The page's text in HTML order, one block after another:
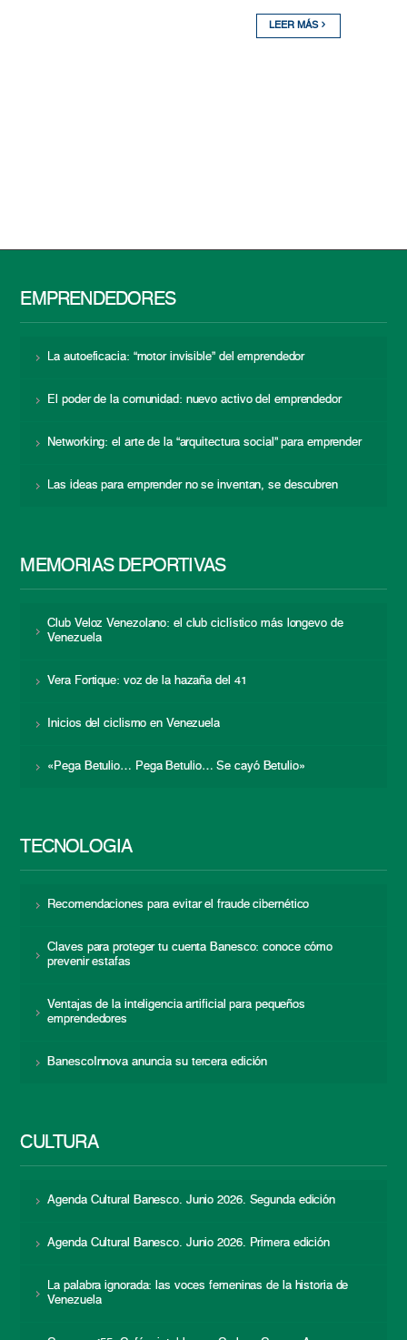
LEER MÁS
EMPRENDEDORES
La autoeficacia: “motor invisible” del emprendedor
El poder de la comunidad: nuevo activo del emprendedor
Networking: el arte de la “arquitectura social” para emprender
Las ideas para emprender no se inventan, se descubren
MEMORIAS DEPORTIVAS
Club Veloz Venezolano: el club ciclístico más longevo de
Venezuela
Vera Fortique: voz de la hazaña del 41
Inicios del ciclismo en Venezuela
«Pega Betulio… Pega Betulio… Se cayó Betulio»
TECNOLOGÍA
Recomendaciones para evitar el fraude cibernético
Claves para proteger tu cuenta Banesco: conoce cómo
prevenir estafas
Ventajas de la inteligencia artificial para pequeños
emprendedores
BanescoInnova anuncia su tercera edición
CULTURA
Agenda Cultural Banesco. Junio 2026. Segunda edición
Agenda Cultural Banesco. Junio 2026. Primera edición
La palabra ignorada: las voces femeninas de la historia de
Venezuela